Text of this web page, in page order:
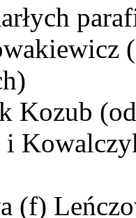
Kozub
i
(f)